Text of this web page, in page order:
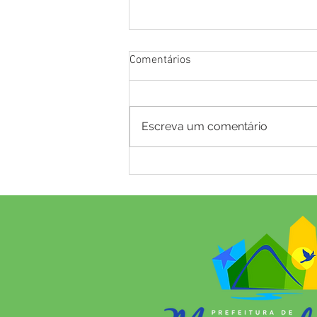
entregou 18 sistemas de
Comentários
Escreva um comentário